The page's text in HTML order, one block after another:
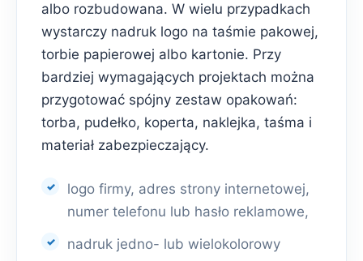
albo rozbudowana. W wielu przypadkach
wystarczy nadruk logo na taśmie pakowej,
torbie papierowej albo kartonie. Przy
bardziej wymagających projektach można
przygotować spójny zestaw opakowań:
torba, pudełko, koperta, naklejka, taśma i
materiał zabezpieczający.
logo firmy, adres strony internetowej,
numer telefonu lub hasło reklamowe,
nadruk jedno- lub wielokolorowy